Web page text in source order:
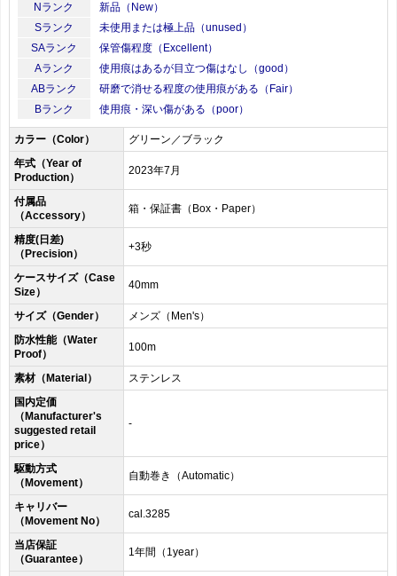
Nランク
新品（New）
Sランク
未使用または極上品（unused）
SAランク
保管傷程度（Excellent）
Aランク
使用痕はあるが目立つ傷はなし（good）
ABランク
研磨で消せる程度の使用痕がある（Fair）
Bランク
使用痕・深い傷がある（poor）
カラー（Color）
グリーン／ブラック
年式（Year of
Production）
2023年7月
付属品
（Accessory）
箱・保証書（Box・Paper）
精度(日差)
（Precision）
+3秒
ケースサイズ（Case
Size）
40mm
サイズ（Gender）
メンズ（Men's）
防水性能（Water
Proof）
100m
素材（Material）
ステンレス
国内定価
（Manufacturer's
suggested retail
price）
-
駆動方式
（Movement）
自動巻き（Automatic）
キャリバー
（Movement No）
cal.3285
当店保証
（Guarantee）
1年間（1year）